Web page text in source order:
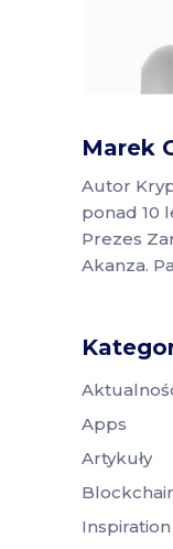
Marek
Autor
ponad 10
Prezes
Akanza.
Apps
Artykuły
Inspiration